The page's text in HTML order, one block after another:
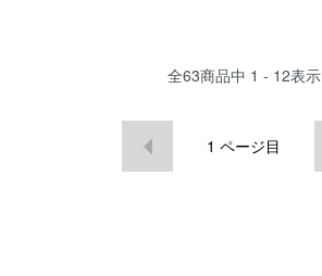
全63商品中 1 - 12表示
1 ページ目